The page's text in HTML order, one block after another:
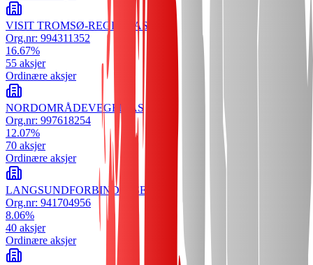
VISIT TROMSØ-REGION AS
Org.nr: 994311352
16.67%
55 aksjer
Ordinære aksjer
NORDOMRÅDEVEGEN AS
Org.nr: 997618254
12.07%
70 aksjer
Ordinære aksjer
LANGSUNDFORBINDELSEN AS
Org.nr: 941704956
8.06%
40 aksjer
Ordinære aksjer